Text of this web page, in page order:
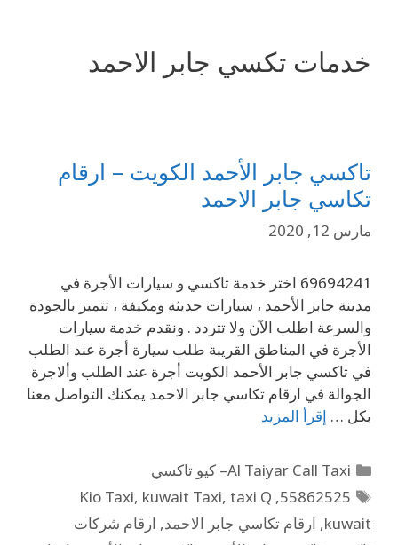
خدمات تكسي جابر الاحمد
تاكسي جابر الأحمد الكويت – ارقام
تكاسي جابر الاحمد
مارس 12, 2020
69694241 اختر خدمة تاكسي و سيارات الأجرة في
مدينة جابر الأحمد ، سيارات حديثة ومكيفة ، تتميز بالجودة
والسرعة اطلب الآن ولا تتردد . ونقدم خدمة سيارات
الأجرة في المناطق القريبة طلب سيارة أجرة عند الطلب
في تاكسي جابر الأحمد الكويت أجرة عند الطلب وألاجرة
الجوالة في ارقام تكاسي جابر الاحمد يمكنك التواصل معنا
بكل … إقرأ المزيد
Al Taiyar Call Taxi– كيو تاكسي
55862525
,
Kio Taxi, kuwait Taxi, taxi Q
kuwait
, ارقام تكاسي جابر الاحمد, ارقام شركات